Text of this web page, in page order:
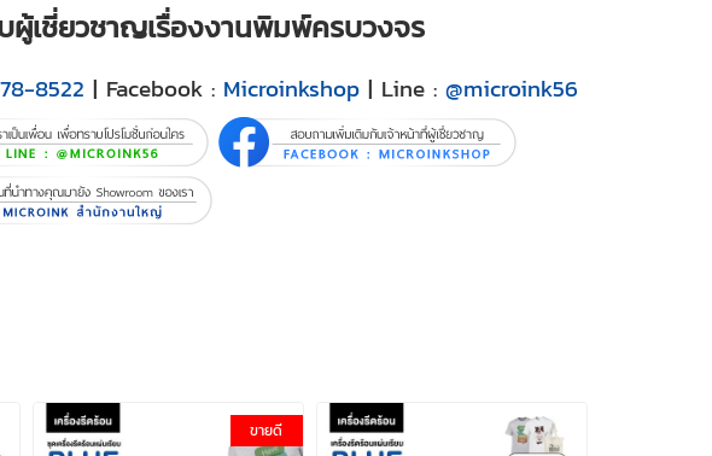
เชี่ยวชาญเรื่องงานพิมพ์ครบวงจร
8522 | Facebook : Microinkshop| Line : @microink56
ขายดี